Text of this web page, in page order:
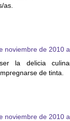
as.
noviembre de 2010
la delicia
de tinta.
noviembre de 2010